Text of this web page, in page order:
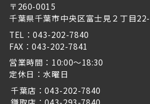
〒260-0015
千葉県千葉市中央区富士見２丁目
TEL：043-202-7840
FAX：043-202-7841
営業時間：10:00～18:30
定休日：水曜日
千葉店：043-202-7840
鎌取店：043-293-7840